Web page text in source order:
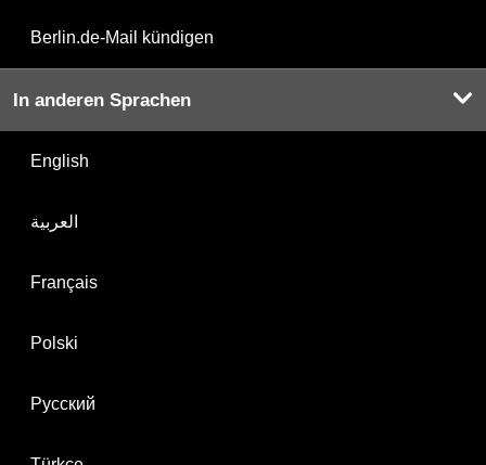
Berlin.de-Mail kündigen
In anderen Sprachen
English
العربية
Français
Polski
Русский